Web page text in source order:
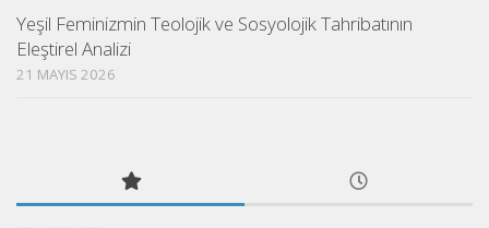
Yeşil Feminizmin Teolojik ve Sosyolojik Tahribatının
Eleştirel Analizi
21 MAYIS 2026